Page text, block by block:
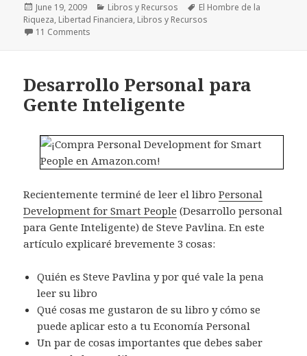
Posted
on
June 19, 2009 Categories
Libros y Recursos Tags
El Hombre de la
Riqueza, Libertad Financiera, Libros y Recursos
11 Comments
Desarrollo Personal para
Gente Inteligente
Recientemente terminé de leer el libroPersonal
Development for Smart People (Desarrollo personal
para Gente Inteligente) de Steve Pavlina. En este
artículo explicaré brevemente 3 cosas:
Quién es Steve Pavlina y por qué vale la pena
leer su libro
Qué cosas me gustaron de su libro y cómo se
puede aplicar esto a tu Economía Personal
Un par de cosas importantes que debes saber